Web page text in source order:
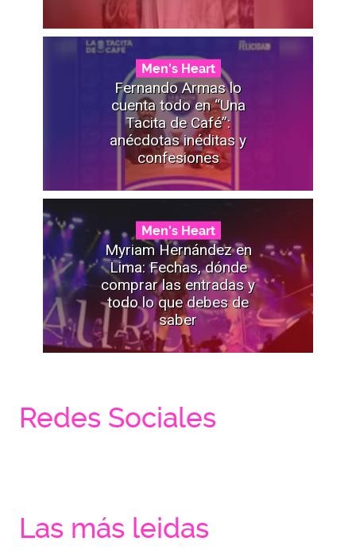
Men's Heart
Fernando Armas lo
cuenta todo en “Una
Tacita de Café”:
anécdotas inéditas y
confesiones
Men's Heart
Myriam Hernández en
Lima: Fechas, dónde
comprar las entradas y
todo lo que debes de
saber
Redes Sociales
Las más leidas